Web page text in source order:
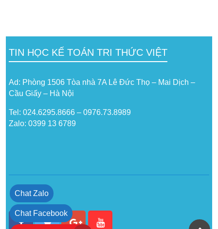
TIN HỌC KẾ TOÁN TRI THỨC VIỆT
Ad: Phòng 1506 Tòa nhà 7A Lê Đức Thọ – Mai Dịch –
Cầu Giấy – Hà Nội
Tel: 024.6295.8666 – 0976.73.8989
Zalo: 0399 13 6789
Chat Zalo
Chat Facebook